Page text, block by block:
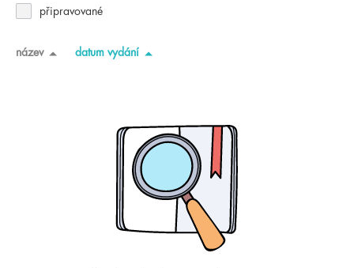
připravované
název datum vydání